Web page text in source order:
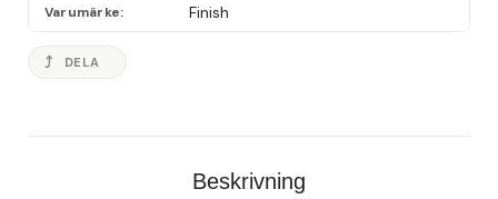
Varumärke Finish
DELA
Beskrivning